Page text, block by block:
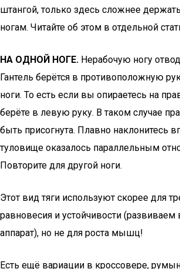
штангой, только здесь сложнее
ногам. Читайте об этом в отдельной
НА ОДНОЙ НОГЕ. Нерабочую ногу
Гантель берётся в противоположную
ноги. То есть если вы опираетесь на
берёте в левую руку. В таком случае
быть присогнута. Плавно наклонитесь
туловище оказалось параллельным
Повторите для другой ноги.
Этот вид тяги используют скорее для
равновесия и устойчивости (развиваем
аппарат), но не для роста мышц!
Есть ещё вариации в кроссовере,